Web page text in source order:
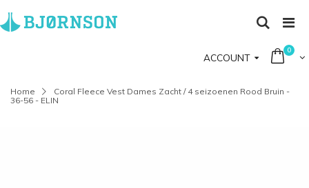
ACCOUNT
0
Home
Coral Fleece Vest Dames Zacht / 4 seizoenen Rood Bruin -
36-56 - ELIN